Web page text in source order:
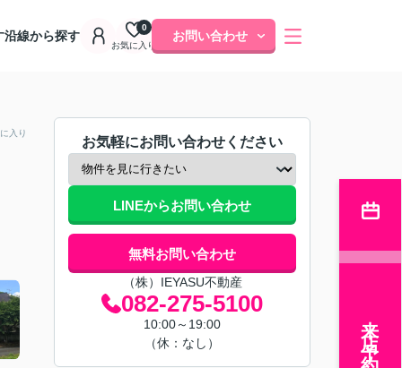
沿線から探す
お気に入り
0
お問い合わせ
入り
お気軽にお問い合わせください
LINEからお問い合わせ
無料お問い合わせ
（株）IEYASU不動産
082-275-5100
10:00～19:00
（休：なし）
来店予約